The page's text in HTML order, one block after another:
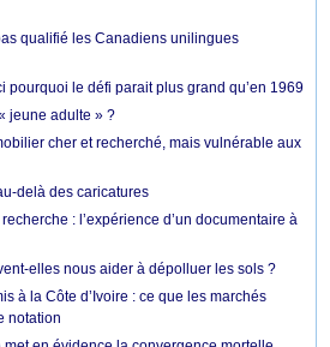
qualifié les Canadiens unilingues
pourquoi le défi parait plus grand qu’en 1969
jeune adulte » ?
cher et recherché, mais vulnérable aux
delà des caricatures
: l’expérience d’un documentaire à
elles nous aider à dépolluer les sols ?
à la Côte d’Ivoire : ce que les marchés
notation